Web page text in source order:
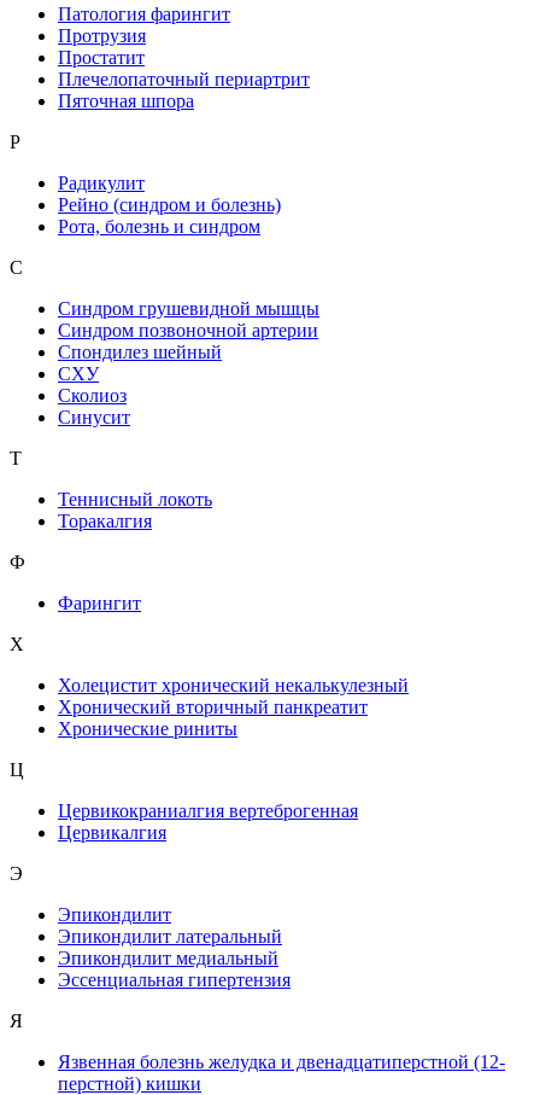
Патология фарингит
Протрузия
Простатит
Плечелопаточный периартрит
Пяточная шпора
Р
Радикулит
Рейно (синдром и болезнь)
Рота, болезнь и синдром
С
Синдром грушевидной мышцы
Синдром позвоночной артерии
Спондилез шейный
СХУ
Сколиоз
Синусит
Т
Теннисный локоть
Торакалгия
Ф
Фарингит
X
Холецистит хронический некалькулезный
Хронический вторичный панкреатит
Хронические риниты
Ц
Цервикокраниалгия вертеброгенная
Цервикалгия
Э
Эпикондилит
Эпикондилит латеральный
Эпикондилит медиальный
Эссенциальная гипертензия
Я
Язвенная болезнь желудка и двенадцатиперстной (12-
перстной) кишки